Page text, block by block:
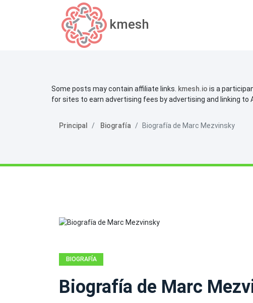
kmesh
Some posts may contain affiliate links. kmesh.io is a
for sites to earn advertising fees by advertising and linking to
Principal Biografía Biografía de Marc Mezvinsky
BIOGRAFÍA
Biografía de Marc